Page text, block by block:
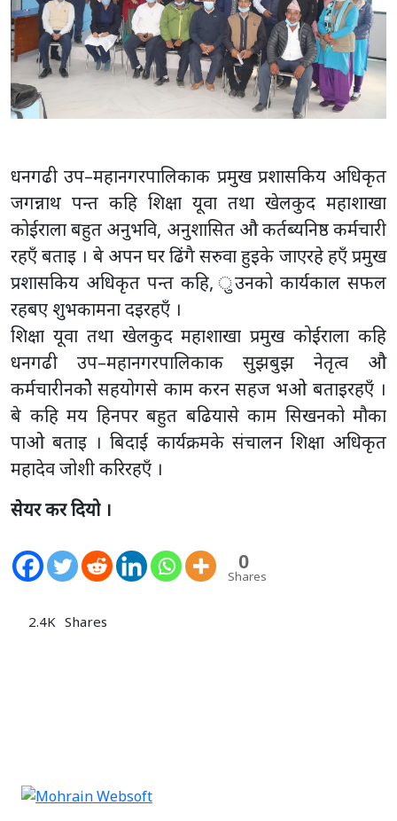
धनगढी उप–महानगरपालिकाक प्रमुख प्रशासकिय अधिकृत
जगन्नाथ पन्त कहि शिक्षा यूवा तथा खेलकुद महाशाखा
कोईराला बहुत अनुभवि, अनुशासित औ कर्तब्यनिष्ठ कर्मचारी
रहएँ बताइ । बे अपन घर ढिंगै सरुवा हुइके जाएरहे हएँ प्रमुख
प्रशासकिय अधिकृत पन्त कहि, ुउनको कार्यकाल सफल
रहबए शुभकामना दइरहएँ ।
शिक्षा यूवा तथा खेलकुद महाशाखा प्रमुख कोईराला कहि
धनगढी उप–महानगरपालिकाक सुझबुझ नेतृत्व औ
कर्मचारीनकोे सहयोगसे काम करन सहज भओ बताइरहएँ ।
बे कहि मय हिनपर बहुत बढियासे काम सिखनको मौका
पाओ बताइ । बिदाई कार्यक्रमके संचालन शिक्षा अधिकृत
महादेव जोशी करिरहएँ ।
सेयर कर दियो ।
0
Shares
2.4K Shares